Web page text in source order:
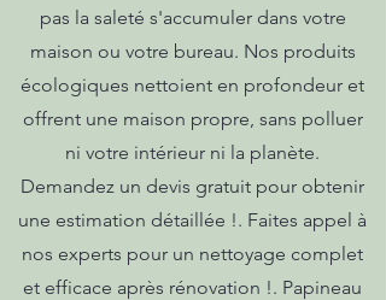
pas la saleté s'accumuler dans votre
maison ou votre bureau. Nos produits
écologiques nettoient en profondeur et
offrent une maison propre, sans polluer
ni votre intérieur ni la planète.
Demandez un devis gratuit pour obtenir
une estimation détaillée !. Faites appel à
nos experts pour un nettoyage complet
et efficace après rénovation !. Papineau